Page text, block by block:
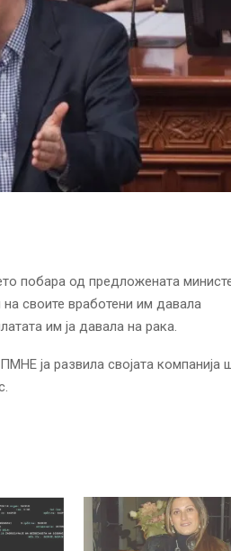
побара од предложената
своите вработени им давала
им ја давала на рака.
ја развила својата компанија